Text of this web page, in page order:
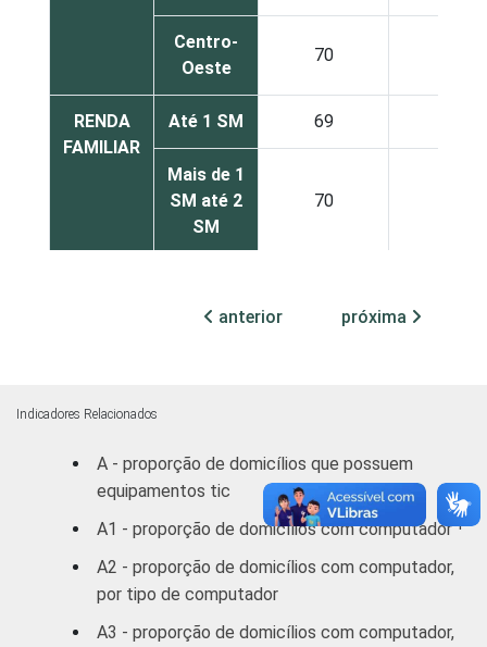
Centro-
Oeste
70
RENDA
FAMILIAR
Até 1 SM 69
Mais de 1
SM até 2
SM
70
SM até 3
Mais de 5
SM até
10 SM
69 65
Mais de
10 SM
anterior próxima
Indicadores Relacionados
A - proporção de domicílios que possuem
equipamentos tic
A1 - proporção de domicílios com computador ¹
A2 - proporção de domicílios com computador,
por tipo de computador
A3 - proporção de domicílios com computador,